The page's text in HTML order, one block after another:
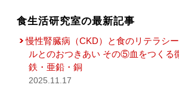
食生活研究室の最新記事
慢性腎臓病（CKD）と食のリテラシ
ルとのおつきあい その⑤血をつく
鉄・亜鉛・銅
2025.11.17